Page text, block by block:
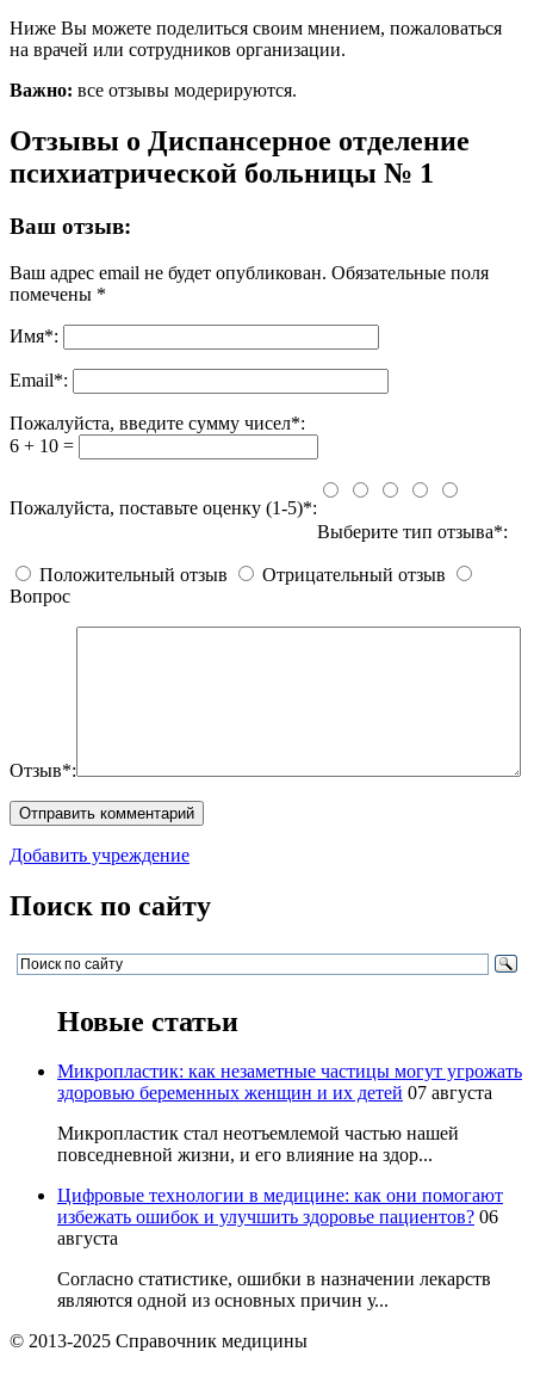
Ниже Вы можете поделиться своим мнением, пожаловаться
на врачей или сотрудников организации.
Важно: все отзывы модерируются.
Отзывы о Диспансерное отделение
психиатрической больницы № 1
Ваш отзыв:
Ваш адрес email не будет опубликован. Обязательные поля
помечены *
Имя*:
Email*:
Пожалуйста, введите сумму чисел*:
6 + 10 =
Пожалуйста, поставьте оценку (1-5)*:
Выберите тип отзыва*:
Положительный отзыв
Отрицательный отзыв
Вопрос
Отзыв*:
Добавить учреждение
Поиск по сайту
Новые статьи
Микропластик: как незаметные частицы могут угрожать
здоровью беременных женщин и их детей 07 августа
Микропластик стал неотъемлемой частью нашей
повседневной жизни, и его влияние на здор...
Цифровые технологии в медицине: как они помогают
избежать ошибок и улучшить здоровье пациентов? 06
августа
Согласно статистике, ошибки в назначении лекарств
являются одной из основных причин у...
© 2013-2025 Справочник медицины